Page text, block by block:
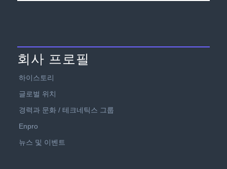
회사 프로필
하이스토리
글로벌 위치
경력과 문화 / 테크네틱스 그룹
Enpro
뉴스 및 이벤트